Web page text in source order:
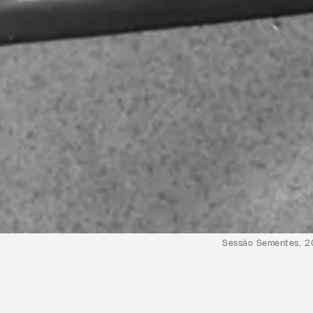
Sessão Sementes,